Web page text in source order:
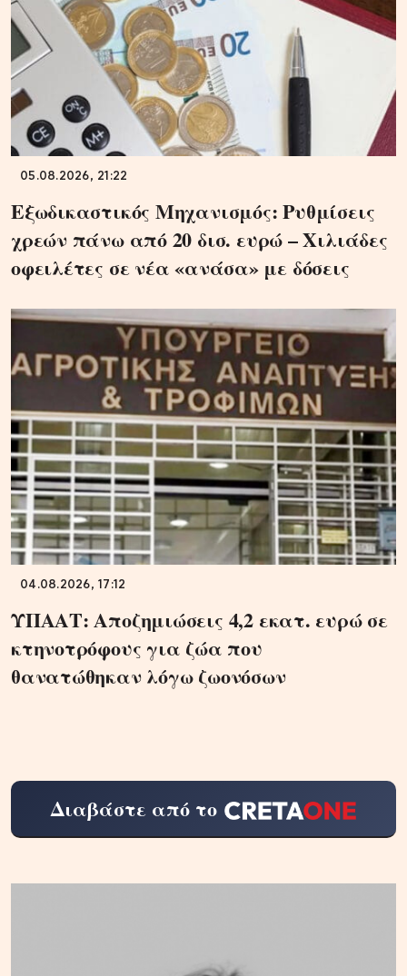
05.08.2026, 21:22
Εξωδικαστικός Μηχανισμός: Ρυθμίσεις
χρεών πάνω από 20 δισ. ευρώ – Χιλιάδες
οφειλέτες σε νέα «ανάσα» με δόσεις
04.08.2026, 17:12
ΥΠΑΑΤ: Αποζημιώσεις 4,2 εκατ. ευρώ σε
κτηνοτρόφους για ζώα που
θανατώθηκαν λόγω ζωονόσων
Διαβάστε από το